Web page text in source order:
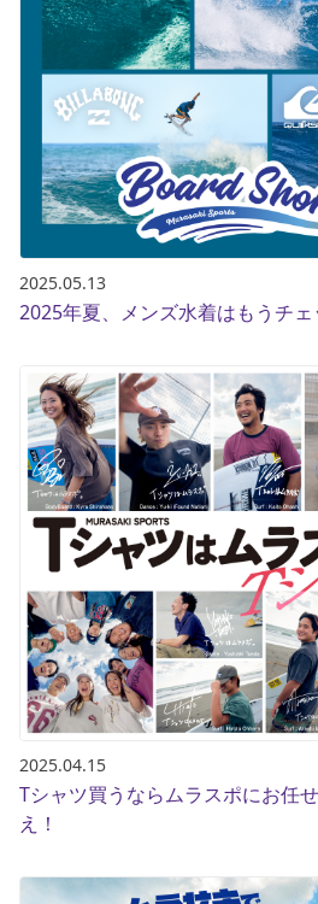
2025.05.13
2025年夏、メンズ水着はもうチェ
2025.04.15
Tシャツ買うならムラスポにお任
え！